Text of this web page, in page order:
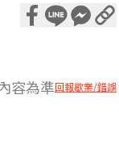
容為準回報歇業/錯誤